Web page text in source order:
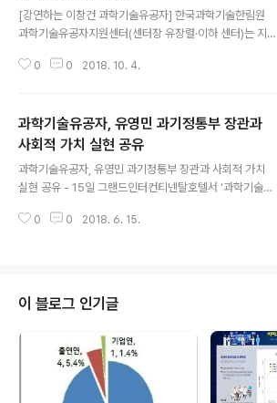
[강연하는 이창건 과학기술유공자] 한국과학기술한림원
과학기술유공자지원센터(센터장 유장렬·이하 센터)는 지난
원 원장을 초청, 지난 10월 10일 전북과학고등학교에서
술유공자는 노벨상과 관련된 인물과 기관, 국가 등의 사례
를 통해 대한민국의 젊은 과학도들이 나아가야 할 방향에
대해 설명했다. 강연 후에는 학생들의 질의응답 시간의 자
리가 마련됐다. 어렵고 혼란스러웠던 시대적 환경을 극복
학생들의 질문에 이창건 유공자는 집중력과 시간 관리의
0 0 2018. 10. 4.
과학기술유공자, 유영민 과기정통부 장관과
사회적 가치 실현 공유
과학기술유공자, 유영민 과기정통부 장관과 사회적 가치
실현 공유 - 15일 그랜드인터컨티넨탈호텔서 ‘과학기술유
유공자 예우에 대한 의견 청취 [참석자 단체 사진: (아랫줄
기술유공자지원센터장, 유욱준 한국과학기술한림원 총괄
부원장, 이진규 과학기술정보통신부 제1차관, 강병삼 과학
기술정보통신부 미래인재국장] 공공의 이익과 공동체의 발
전에 기여할 수 있는 사회적 가치를 실현하기 위해 과학기
술인의 역할이 지금보다 더 확대되어야 한다는 데 과학기
술유공자와 유영민 과학기술정보통신부 장관이 의견을..
0 0 2018. 6. 15.
이 블로그 인기글